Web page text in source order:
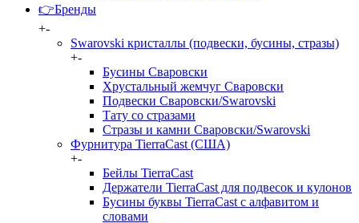
👉Бренды
+-
Swarovski кристаллы (подвески, бусины, стразы)
+-
Бусины Сваровски
Хрустальный жемчуг Сваровски
Подвески Сваровски/Swarovski
Тату со стразами
Стразы и камни Сваровски/Swarovski
Фурнитура TierraCast (США)
+-
Бейлы TierraCast
Держатели TierraCast для подвесок и кулонов
Бусины буквы TierraCast с алфавитом и
словами